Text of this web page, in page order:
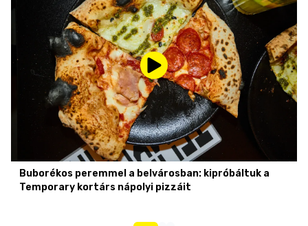
Buborékos peremmel a belvárosban: kipróbáltuk a
Temporary kortárs nápolyi pizzáit